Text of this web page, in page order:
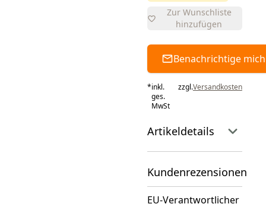
Zur Wunschliste
hinzufügen
Benachrichtige mich
*inkl.
ges.
MwSt
zzgl.Versandkosten
Artikeldetails
Kundenrezensionen
EU-Verantwortlicher